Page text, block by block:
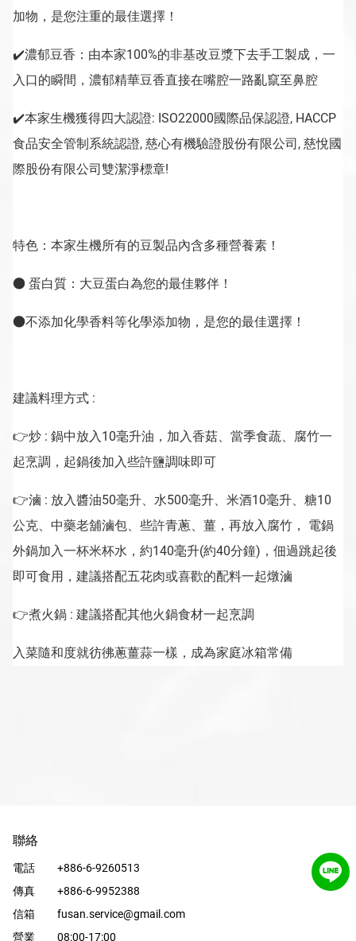
加物，是您注重的最佳選擇！
✔️濃郁豆香：由本家100%的非基改豆漿下去手工製成，一
入口的瞬間，濃郁精華豆香直接在嘴腔一路亂竄至鼻腔
✔️本家生機獲得四大認證: ISO22000國際品保認證, HACCP
食品安全管制系統認證, 慈心有機驗證股份有限公司, 慈悅國
際股份有限公司雙潔淨標章!
特色：本家生機所有的豆製品內含多種營養素！
● 蛋白質：大豆蛋白為您的最佳夥伴！
●不添加化學香料等化學添加物，是您的最佳選擇！
建議料理方式 :
👉炒 : 鍋中放入10毫升油，加入香菇、當季食蔬、腐竹一
起烹調，起鍋後加入些許鹽調味即可
👉滷 : 放入醬油50毫升、水500毫升、米酒10毫升、糖10
公克、中藥老舖滷包、些許青蔥、薑，再放入腐竹， 電鍋
外鍋加入一杯米杯水，約140毫升(約40分鐘)，佃過跳起後
即可食用，建議搭配五花肉或喜歡的配料一起燉滷
👉煮火鍋 : 建議搭配其他火鍋食材一起烹調
入菜隨和度就彷彿蔥薑蒜一樣，成為家庭冰箱常備
聯絡
電話
+886-6-9260513
傳真
+886-6-9952388
信箱
fusan.service@gmail.com
營業
08:00-17:00